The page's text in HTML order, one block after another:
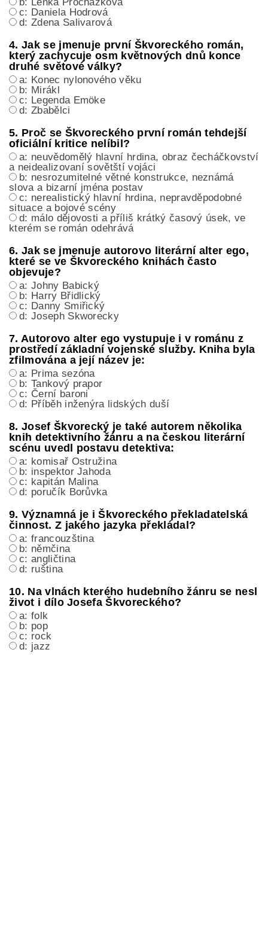
c: Daniela Hodrová
d: Zdena Salivarová
4. Jak se jmenuje první Škvoreckého román,
který zachycuje osm květnových dnů konce
druhé světové války?
a: Konec nylonového věku
b: Mirákl
c: Legenda Emöke
d: Zbabělci
5. Proč se Škvoreckého první román tehdejší
oficiální kritice nelíbil?
a: neuvědomělý hlavní hrdina, obraz čecháčkovství
a neidealizovaní sovětští vojáci
b: nesrozumitelné větné konstrukce, neznámá
slova a bizarní jména postav
c: nerealistický hlavní hrdina, nepravděpodobné
situace a bojové scény
d: málo dějovosti a příliš krátký časový úsek, ve
kterém se román odehrává
6. Jak se jmenuje autorovo literární alter ego,
které se ve Škvoreckého knihách často
objevuje?
a: Johny Babický
b: Harry Břidlický
c: Danny Smiřický
d: Joseph Skworecky
7. Autorovo alter ego vystupuje i v románu z
prostředí základní vojenské služby. Kniha byla
zfilmována a její název je:
a: Prima sezóna
b: Tankový prapor
c: Černí baroni
d: Příběh inženýra lidských duší
8. Josef Škvorecký je také autorem několika
knih detektivního žánru a na českou literární
scénu uvedl postavu detektiva:
a: komisař Ostružina
b: inspektor Jahoda
c: kapitán Malina
d: poručík Borůvka
9. Významná je i Škvoreckého překladatelská
činnost. Z jakého jazyka překládal?
a: francouzština
b: němčina
c: angličtina
d: ruština
10. Na vlnách kterého hudebního žánru se nesl
život i dílo Josefa Škvoreckého?
a: folk
b: pop
c: rock
d: jazz